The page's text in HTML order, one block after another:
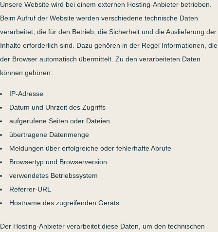
Unsere Website wird bei einem externen Hosting-Anbieter betrieben.
Beim Aufruf der Website werden verschiedene technische Daten
verarbeitet, die für den Betrieb, die Sicherheit und die Auslieferung der
Inhalte erforderlich sind. Dazu gehören in der Regel Informationen, die
der Browser automatisch übermittelt. Zu den verarbeiteten Daten
können gehören:
IP-Adresse
Datum und Uhrzeit des Zugriffs
aufgerufene Seiten oder Dateien
übertragene Datenmenge
Meldungen über erfolgreiche oder fehlerhafte Abrufe
Browsertyp und Browserversion
verwendetes Betriebssystem
Referrer-URL
Hostname des zugreifenden Geräts
Der Hosting-Anbieter verarbeitet diese Daten, um den technischen